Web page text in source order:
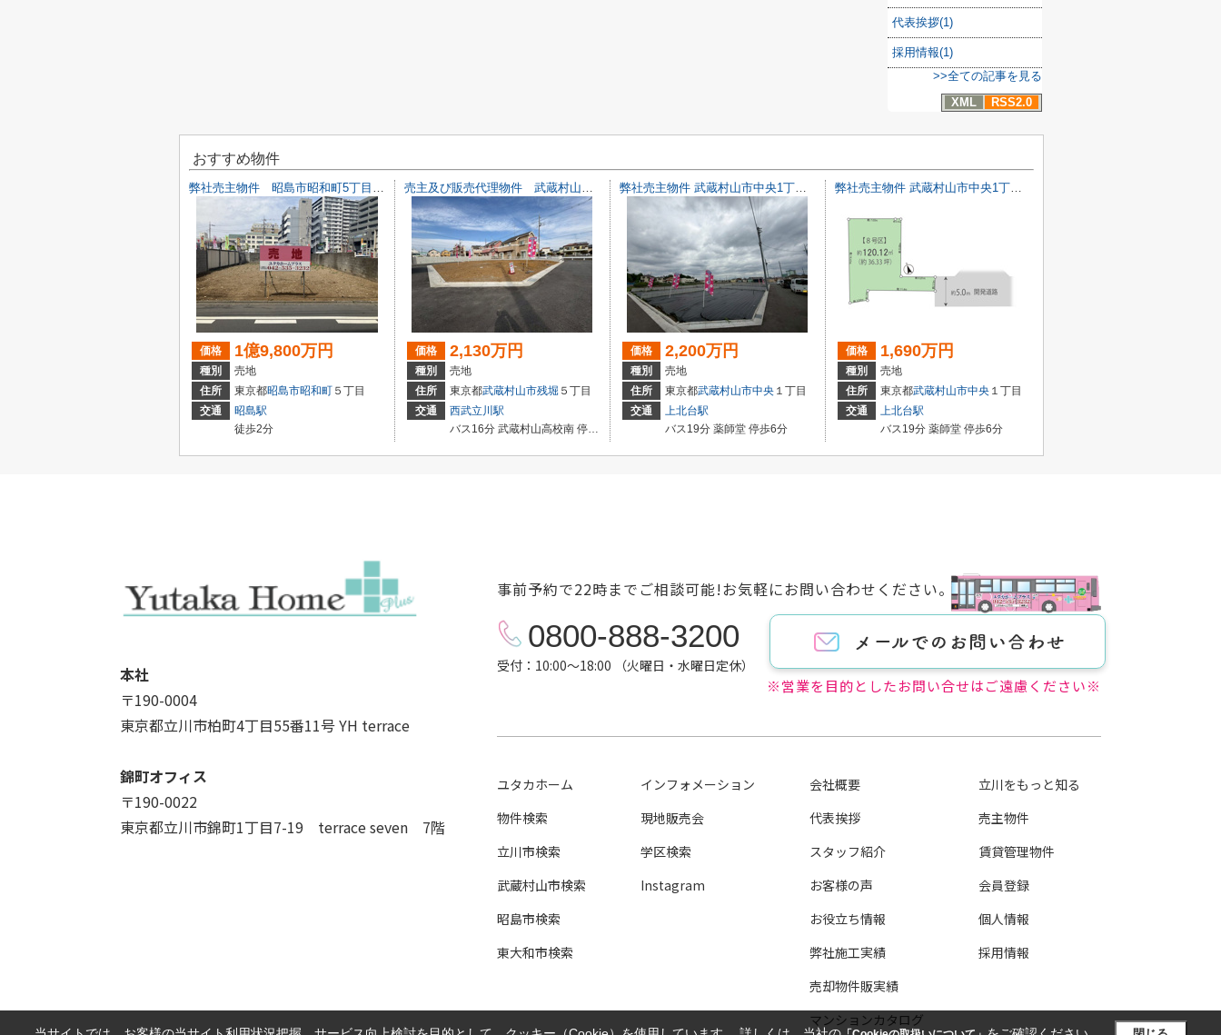
代表挨拶(1)
採用情報(1)
>>全ての記事を見る
XML
RSS2.0
おすすめ物件
弊社売主物件 昭島市昭和町5丁目 売地 【全1区画】
価格 1億9,800万円
種別
売地
住所
東京都昭島市昭和町 ５丁目
交通
昭島駅
徒歩2分
売主及び販売代理物件 武蔵村山市残堀5丁目 売地 J号区【全11区画】
価格 2,130万円
種別
売地
住所
東京都武蔵村山市残堀 ５丁目
交通
西武立川駅
バス16分 武蔵村山高校南 停歩6分
弊社売主物件 武蔵村山市中央1丁目 売地 18号区【全18区画】
価格 2,200万円
種別
売地
住所
東京都武蔵村山市中央 １丁目
交通
上北台駅
バス19分 薬師堂 停歩6分
弊社売主物件 武蔵村山市中央1丁目 売地 8号区【全18区画】
価格 1,690万円
種別
売地
住所
東京都武蔵村山市中央 １丁目
交通
上北台駅
バス19分 薬師堂 停歩6分
本社
〒190-0004
東京都立川市柏町4丁目55番11号 YH terrace
錦町オフィス
〒190-0022
東京都立川市錦町1丁目7-19 terrace seven 7階
事前予約で22時までご相談可能!お気軽にお問い合わせください。
0800-888-3200
受付：10:00～18:00 （火曜日・水曜日定休）
※営業を目的としたお問い合せはご遠慮ください※
ユタカホーム
物件検索
立川市検索
武蔵村山市検索
昭島市検索
東大和市検索
インフォメーション
現地販売会
学区検索
Instagram
会社概要
代表挨拶
スタッフ紹介
お客様の声
お役立ち情報
弊社施工実績
売却物件販実績
マンションカタログ
立川をもっと知る
売主物件
賃貸管理物件
会員登録
個人情報
採用情報